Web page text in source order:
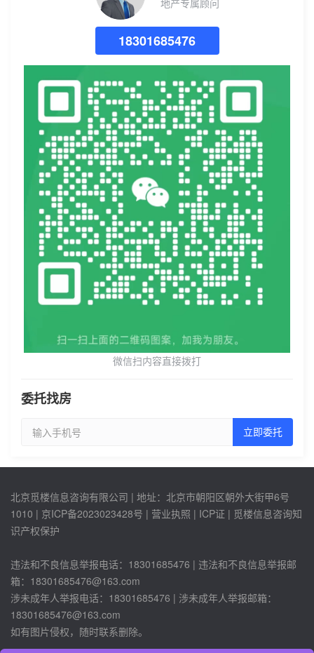
18301685476
微信扫内容直接拨打
委托找房
立即委托
北京觅楼信息咨询有限公司 | 地址：北京市朝阳区朝外大街甲6号
1010 | 京ICP备2023023428号 | 营业执照 | ICP证 | 觅楼信息咨询知
识产权保护
违法和不良信息举报电话：18301685476 | 违法和不良信息举报邮
箱：18301685476@163.com
涉未成年人举报电话： 18301685476 | 涉未成年人举报邮箱：
18301685476@163.com
如有图片侵权，随时联系删除。